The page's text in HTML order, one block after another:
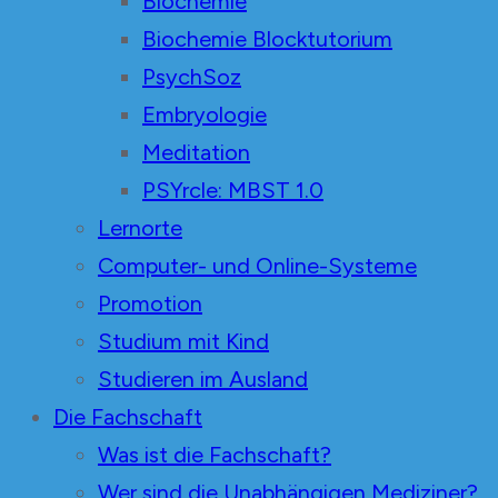
Biochemie Blocktutorium
PsychSoz
Embryologie
Meditation
PSYrcle: MBST 1.0
Lernorte
Computer- und Online-Systeme
Promotion
Studium mit Kind
Studieren im Ausland
Die Fachschaft
Was ist die Fachschaft?
Wer sind die Unabhängigen Mediziner?